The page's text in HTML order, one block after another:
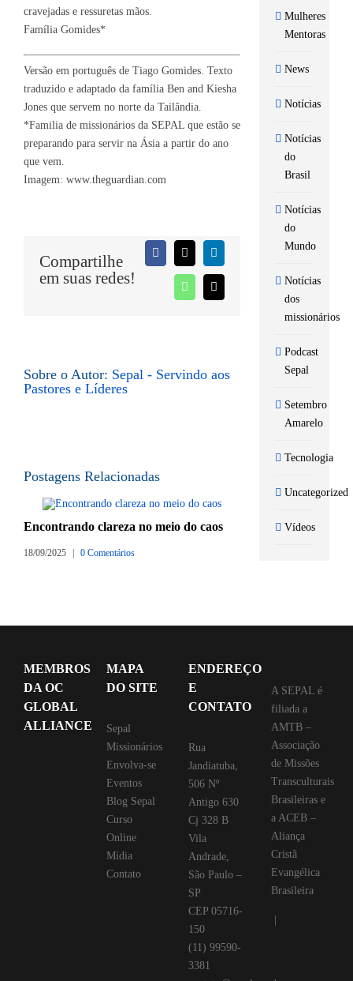
cravejadas e ressuretas mãos.
Família Gomides*
Versão em português de Tiago Gomides. Texto
traduzido e adaptado da família Ben and Kiesha
Jones que servem no norte da Tailândia.
*Familia de missionários da SEPAL que estão se
preparando para servir na Ásia a partir do ano
que vem.
Imagem: www.theguardian.com
Compartilhe
em suas redes!
Facebook
X LinkedIn
WhatsApp
E-
mail
Sobre o Autor: Sepal - Servindo aos
Pastores e Líderes
Postagens Relacionadas
Encontrando clareza no meio do caos
18/09/2025 0 Comentários
Mulheres
Mentoras
News
Notícias
Notícias
do
Brasil
Notícias
do
Mundo
Notícias
dos
missionários
Podcast
Sepal
Setembro
Amarelo
Tecnologia
Uncategorized
Vídeos
MEMBROS
DA OC
GLOBAL
ALLIANCE
MAPA
DO SITE
Sepal
Missionários
Envolva-se
Eventos
Blog Sepal
Curso
Online
Mídia
Contato
ENDEREÇO
E
CONTATO
Rua
Jandiatuba,
506 Nº
Antigo 630
Cj 328 B
Vila
Andrade,
São Paulo –
SP
CEP 05716-
150
(11) 99590-
3381
A SEPAL é
filiada a
AMTB –
Associação
de Missões
Transculturais
Brasileiras e
a ACEB –
Aliança
Cristã
Evangélica
Brasileira